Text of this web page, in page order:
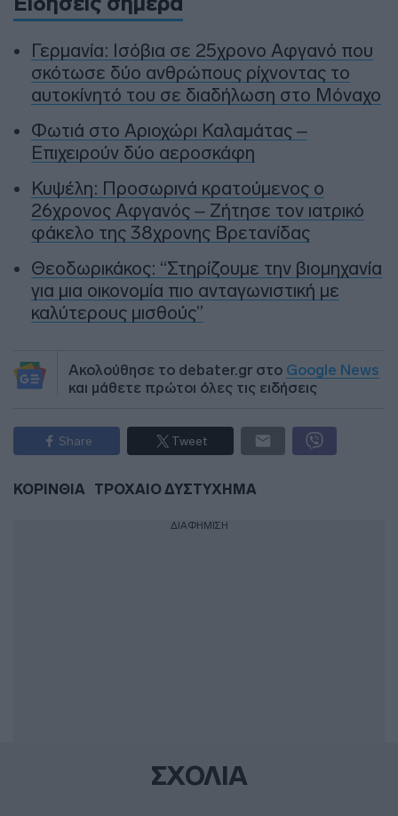
Γερμανία: Ισόβια σε 25χρονο Αφγανό που
σκότωσε δύο ανθρώπους ρίχνοντας το
αυτοκίνητό του σε διαδήλωση στο Μόναχο
Φωτιά στο Αριοχώρι Καλαμάτας –
Επιχειρούν δύο αεροσκάφη
Κυψέλη: Προσωρινά κρατούμενος ο
26χρονος Αφγανός – Ζήτησε τον ιατρικό
φάκελο της 38χρονης Βρετανίδας
Θεοδωρικάκος: “Στηρίζουμε την βιομηχανία
για μια οικονομία πιο ανταγωνιστική με
καλύτερους μισθούς”
Ακολούθησε το debater.gr στο Google News
και μάθετε πρώτοι όλες τις ειδήσεις
Share Tweet
ΚΟΡΙΝΘΙΑ ΤΡΟΧΑΙΟ ΔΥΣΤΥΧΗΜΑ
ΔΙΑΦΗΜΙΣΗ
ΣΧΟΛΙΑ